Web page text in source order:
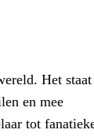
Het staat
en mee
tot